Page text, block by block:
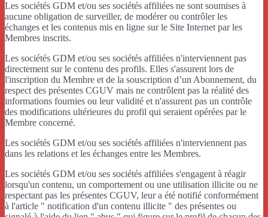
Les sociétés GDM et/ou ses sociétés affiliées ne sont soumises à
aucune obligation de surveiller, de modérer ou contrôler les
échanges et les contenus mis en ligne sur le Site Internet par les
Membres inscrits.
Les sociétés GDM et/ou ses sociétés affiliées n'interviennent pas
directement sur le contenu des profils. Elles s'assurent lors de
l'inscription du Membre et de la souscription d’un Abonnement, du
respect des présentes CGUV mais ne contrôlent pas la réalité des
informations fournies ou leur validité et n'assurent pas un contrôle
des modifications ultérieures du profil qui seraient opérées par le
Membre concerné.
Les sociétés GDM et/ou ses sociétés affiliées n'interviennent pas
dans les relations et les échanges entre les Membres.
Les sociétés GDM et/ou ses sociétés affiliées s'engagent à réagir
lorsqu'un contenu, un comportement ou une utilisation illicite ou ne
respectant pas les présentes CGUV, leur a été notifié conformément
à l'article " notification d'un contenu illicite " des présentes ou